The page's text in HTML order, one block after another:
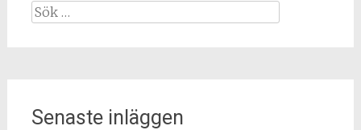
Sök
Senaste inläggen